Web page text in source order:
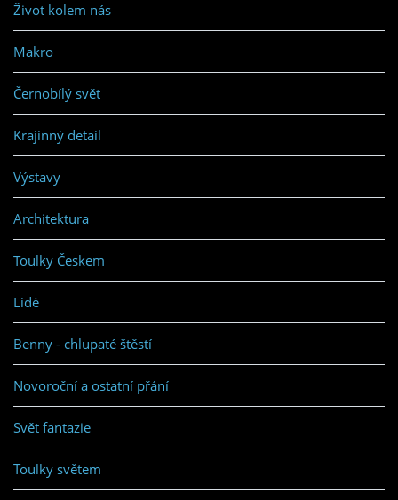
Život kolem nás
Makro
Černobílý svět
Krajinný detail
Výstavy
Architektura
Toulky Českem
Lidé
Benny - chlupaté štěstí
Novoroční a ostatní přání
Svět fantazie
Toulky světem